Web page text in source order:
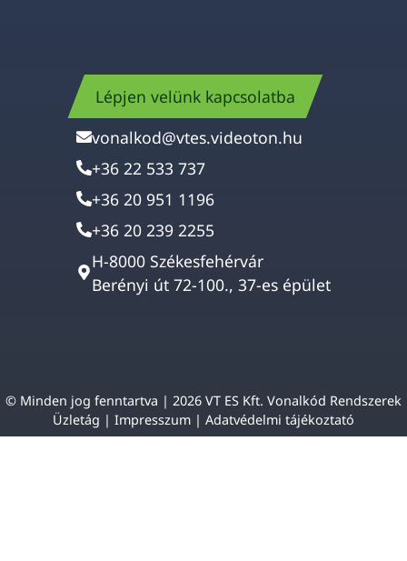
Lépjen velünk kapcsolatba
vonalkod@vtes.videoton.hu
+36 22 533 737
+36 20 951 1196
+36 20 239 2255
H-8000 Székesfehérvár
Berényi út 72-100., 37-es épület
© Minden jog fenntartva | 2026 VT ES Kft. Vonalkód Rendszerek
Üzletág | Impresszum | Adatvédelmi tájékoztató